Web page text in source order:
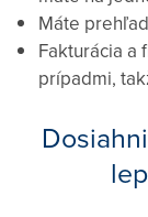
Máte
Fakturácia a
prípadmi,